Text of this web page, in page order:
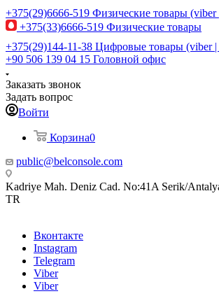
+375(29)6666-519 Физические товары (viber
+375(33)6666-519 Физические товары
+375(29)144-11-38 Цифровые товары (viber |
+90 506 139 04 15 Головной офис
Заказать звонок
Задать вопрос
Войти
Корзина0
public@belconsole.com
Kadriye Mah. Deniz Cad. No:41A Serik/
TR
Вконтакте
Instagram
Telegram
Viber
Viber